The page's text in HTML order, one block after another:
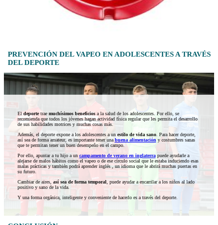
PREVENCIÓN DEL VAPEO EN ADOLESCENTES A TRAVÉS
DEL DEPORTE
El deportetrae muchísimos beneficiosa la salud de los adolescentes. Por ello, se
recomienda que todos los jóvenes hagan actividad física regular que les permita el desarrollo
de sus habilidades motrices y muchas cosas más.
Además, el deporte expone a los adolescentes a un estilo de vida sano. Para hacer deporte,
así sea de forma amateur, es importante tener una buena alimentación y costumbres sanas
que te permitan tener un buen desempeño en el campo.
Por ello, apuntar a tu hijo a un campamento de verano en inglaterrapuede ayudarle a
alejarse de malos hábitos como el vapeo o de ese círculo social que le estaba induciendo esas
malas prácticas y también podrá aprender inglés , un idioma que le abrirá muchas puertas en
su futuro.
Cambiar de aires, así sea de forma temporal, puede ayudar a encarrilar a los niños al lado
positivo y sano de la vida.
Y una forma orgánica, inteligente y conveniente de hacerlo es a través del deporte.